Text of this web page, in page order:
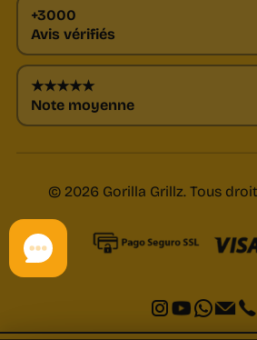
+3000
Avis vérifiés
★★★★★
Note moyenne
© 2026 Gorilla Grillz. Tous